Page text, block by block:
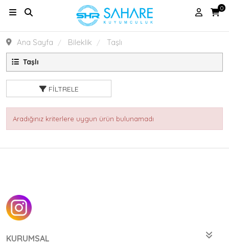
0
Ana Sayfa Bileklik Taşlı
Taşlı
FILTRELE
Aradığınız kriterlere uygun ürün bulunamadı
KURUMSAL